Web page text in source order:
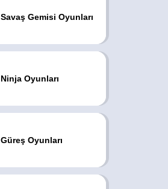
Savaş Gemisi Oyunları
Ninja Oyunları
Güreş Oyunları